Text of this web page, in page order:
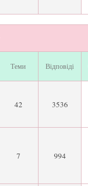
Теми Відповіді
42 3536
7 994